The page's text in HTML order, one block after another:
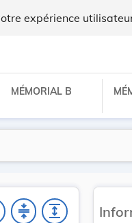
expérience
MÉMORIAL B
compress expand